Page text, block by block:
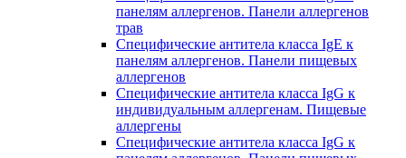
панелям аллергенов. Панели аллергенов
трав
Специфические антитела класса IgE к
панелям аллергенов. Панели пищевых
аллергенов
Специфические антитела класса IgG к
индивидуальным аллергенам. Пищевые
аллергены
Специфические антитела класса IgG к